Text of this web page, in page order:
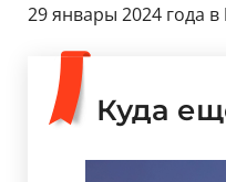
29 январы 2024 года в
Куда